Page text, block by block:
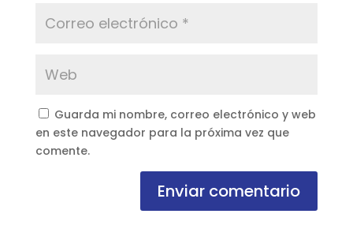
Guarda mi nombre, correo electrónico y web
en este navegador para la próxima vez que
comente.
Enviar comentario